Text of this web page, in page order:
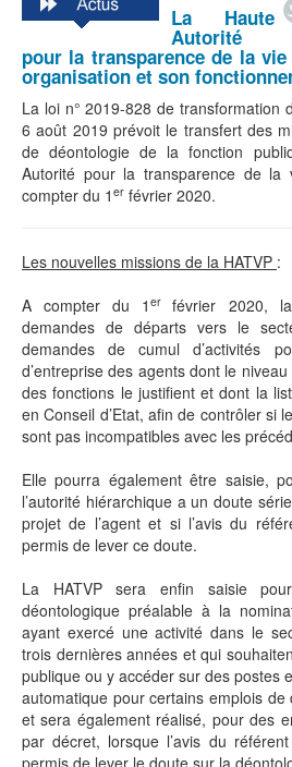
La Haute
Autorité
pour la transparence de la
organisation et son
La loi n° 2019-828 de transformation
6 août 2019 prévoit le transfert des
de déontologie de la fonction
Autorité pour la transparence de la
compter du 1 er février 2020.
Les nouvelles missions de la HATVP :
A compter du 1erfévrier 2020,
demandes de départs vers le
demandes de cumul d’activités
d’entreprise des agents dont le
des fonctions le justifient et dont la
en Conseil d’Etat, afin de contrôler si
sont pas incompatibles avec les
Elle pourra également être saisie,
l’autorité hiérarchique a un doute
projet de l’agent et si l’avis du
permis de lever ce doute.
La HATVP sera enfin saisie
déontologique préalable à la
ayant exercé une activité dans le
trois dernières années et qui
publique ou y accéder sur des postes
automatique pour certains emplois
et sera également réalisé, pour des
par décret, lorsque l’avis du